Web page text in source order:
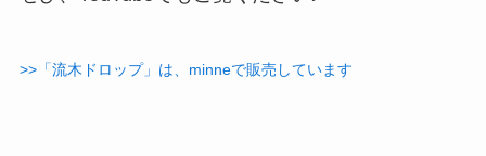
>>「流木ドロップ」は、minneで販売しています